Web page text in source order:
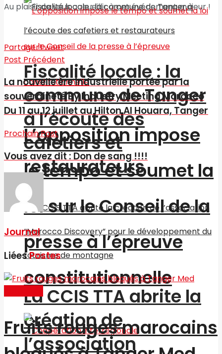
Fiscalité locale : la
commune de Tanger
à l’écoute des
cafetiers et
restaurateurs
La CCIS TTA abrite la
création de
l’association
L’opposition impose
le tempo et soumet la
loi sur le Conseil de la
presse à l’épreuve
constitutionnelle
Au plaisir de vous accueillir à cet événement majeur !
PartagerTweet
Post Précédent
La nouvelle ère industrielle portée par la
souveraineté By Industry Meeting Morocco
Du 11 au 12 juillet au Hilton Al Houara, Tanger
Prochain Post
Vous avez dit : Don de sang !!!!
Journal
LiéesPostes
Fruits rouges marocains